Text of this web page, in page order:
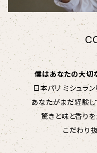
僕はあなたの大切
日本パリ ミシュラ
あなたがまだ経験
驚きと味と香り
こだわり